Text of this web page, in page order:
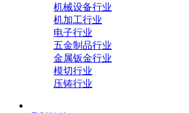
机械设备行业
机加工行业
电子行业
五金制品行业
金属钣金行业
模切行业
压铸行业